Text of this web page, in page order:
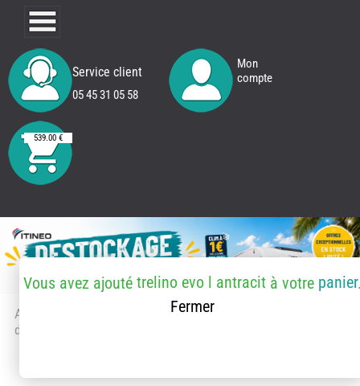
Service client
05 45 31 05 58
Mon
compte
539.00 €
Accueil
> Accessoires et pièces
détachées
Vous avez ajouté trelino evo l antracità votre panier
Fermer